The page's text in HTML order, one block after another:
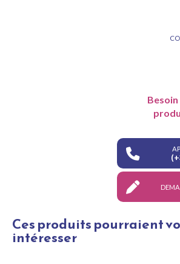
Ces produits pourraient
intéresser